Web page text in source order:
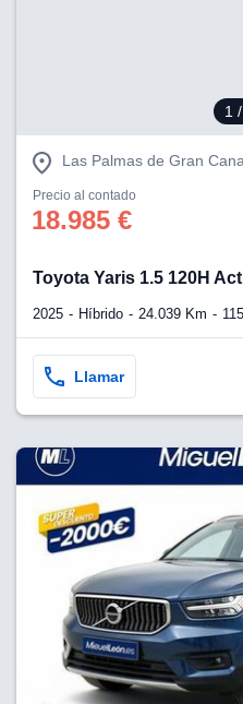
1
Las Palmas de Gran
Precio al contado
18.985 €
Toyota Yaris 1.5 120H
2025 Híbrido 24.039 Km
Llamar